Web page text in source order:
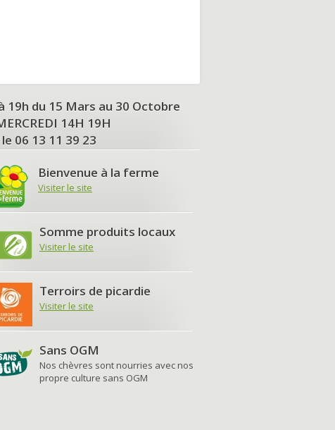
19h du 15 Mars au 30 Octobre
14H 19H
06 13 11 39 23
Bienvenue à la ferme
Visiter le site
Somme produits locaux
Visiter le site
Terroirs de picardie
Visiter le site
Sans OGM
Nos chèvres sont nourries avec nos
propre culture sans OGM